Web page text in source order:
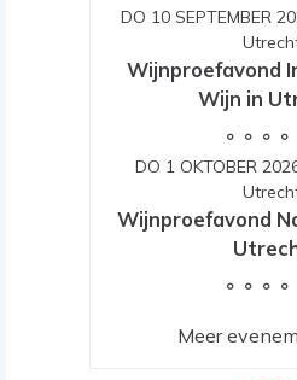
DO 10 SEPTEMBER
Wijnproefavond
Wijn in
DO 1 OKTOBER
Wijnproefavond
Meer